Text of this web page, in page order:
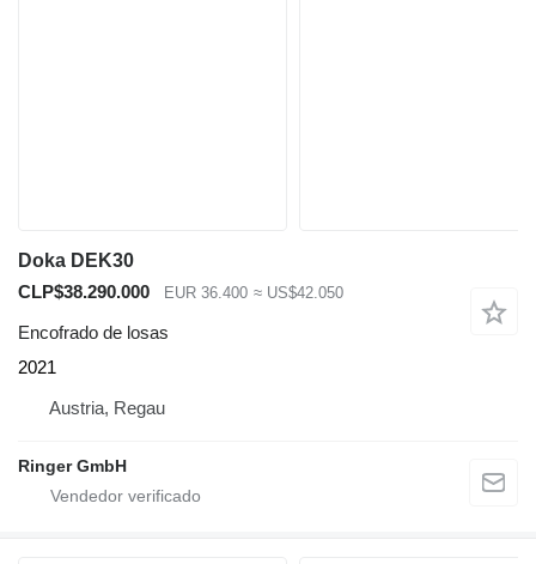
Doka DEK30
CLP$38.290.000
EUR 36.400 ≈ US$42.050
Encofrado de losas
2021
Austria, Regau
Ringer GmbH